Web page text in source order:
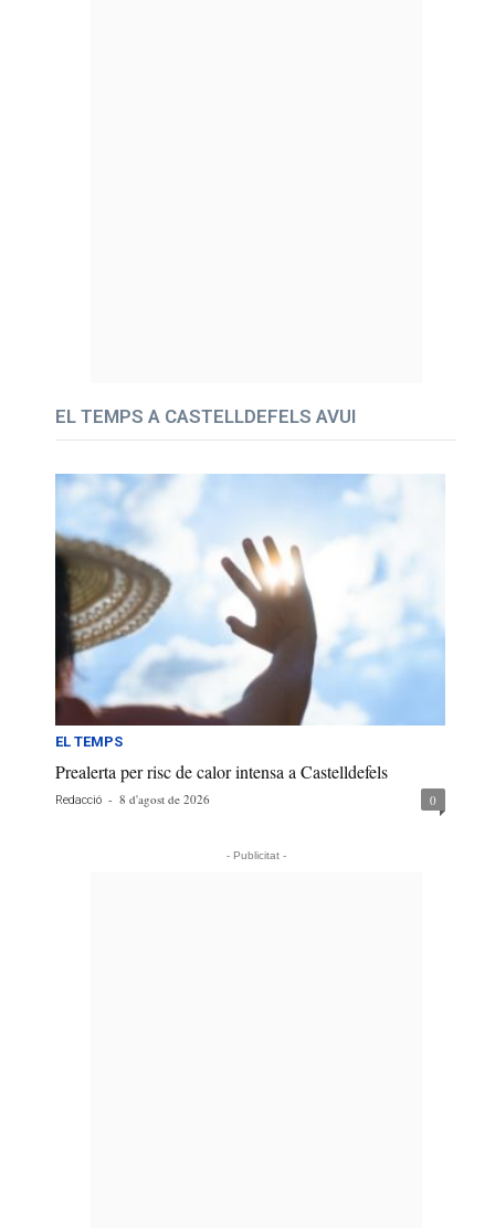
EL TEMPS A CASTELLDEFELS AVUI
EL TEMPS
Prealerta per risc de calor intensa a Castelldefels
Redacció - 8 d'agost de 2026 0
- Publicitat -